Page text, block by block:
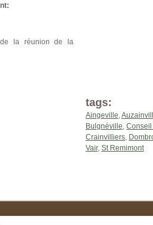
de la réunion de la
tags:
Aingeville,
Bulgnéville, Conseil
Crainvilliers,
Vair, St Remimont